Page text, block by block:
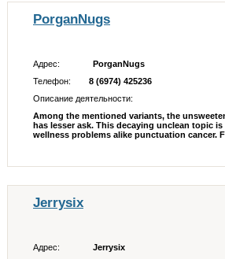
PorganNugs
Адрес:
PorganNugs
Телефон:
8 (6974) 425236
Описание деятельности:
Among the mentioned variants, the
has lesser ask. This decaying unclean topic
wellness problems alike punctuation cancer.
Jerrysix
Адрес:
Jerrysix